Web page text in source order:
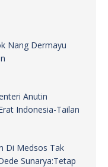
Nang Dermayu
Anutin
Indonesia-Tailan
Di Medsos Tak
Sunarya:Tetap